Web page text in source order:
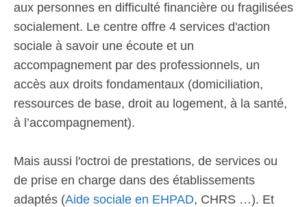
aux personnes en difficulté financière ou fragilisées
socialement. Le centre offre 4 services d'action
sociale à savoir une écoute et un
accompagnement par des professionnels, un
accès aux droits fondamentaux (domiciliation,
ressources de base, droit au logement, à la santé,
à l’accompagnement).
Mais aussi l'octroi de prestations, de services ou
de prise en charge dans des établissements
adaptés (Aide sociale en EHPAD, CHRS …). Et